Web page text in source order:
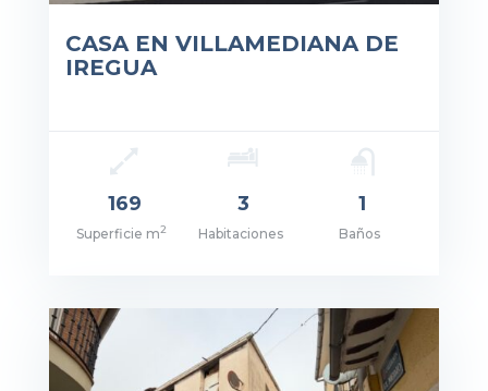
290.000€
CASA EN VILLAMEDIANA DE
IREGUA
169
Superficie m2
3
Habitaciones
1
Baños